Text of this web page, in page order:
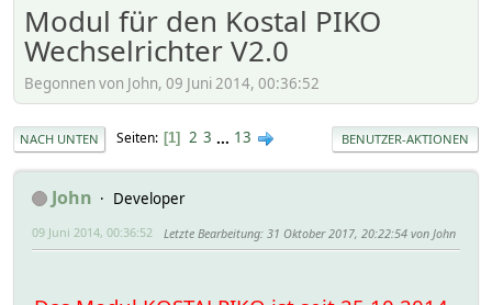
Modul für den Kostal PIKO
Wechselrichter V2.0
Begonnen von John, 09 Juni 2014, 00:36:52
NACH UNTEN Seiten 1 2 3 ... 13 BENUTZER-AKTIONEN
John Developer
09 Juni 2014, 00:36:52 Letzte Bearbeitung: 31 Oktober 2017, 20:22:54 von John